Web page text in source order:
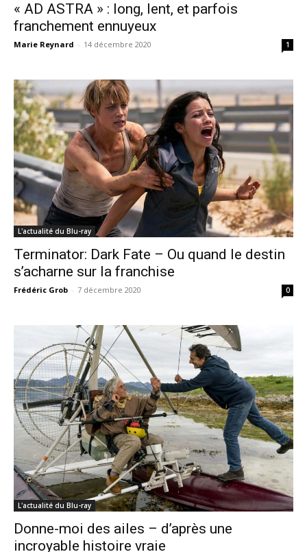
« AD ASTRA » : long, lent, et parfois
franchement ennuyeux
Marie Reynard - 14 décembre 2020 1
L'actualité du Blu-ray
Terminator: Dark Fate – Ou quand le destin
s’acharne sur la franchise
Frédéric Grob - 7 décembre 2020 0
L'actualité du Blu-ray
Donne-moi des ailes – d’après une
incroyable histoire vraie